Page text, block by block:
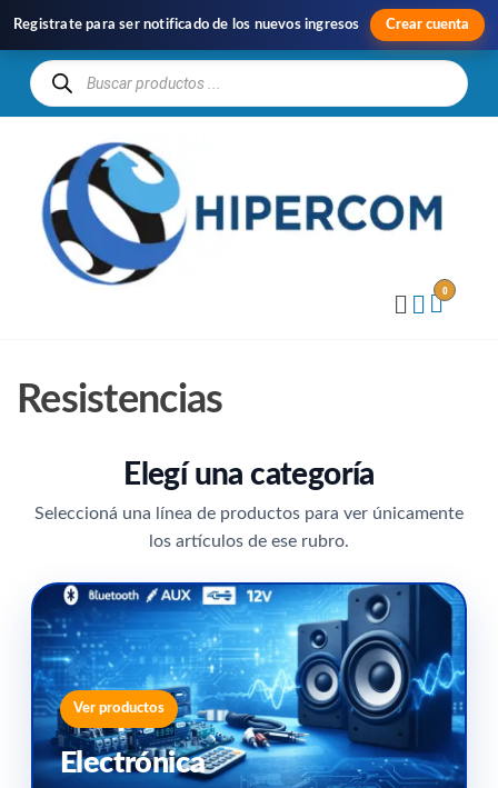
Registrate para ser notificado de los nuevos ingresos Crear cuenta
0
Resistencias
Elegí una categoría
Seleccioná una línea de productos para ver únicamente
los artículos de ese rubro.
Ver productos
Electrónica